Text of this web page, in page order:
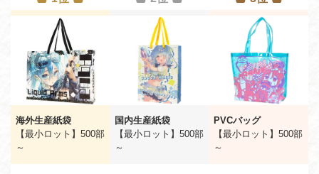
海外生産紙袋
【最小ロット】500部
～
国内生産紙袋
【最小ロット】500部
～
PVCバッグ
【最小ロット】500部
～